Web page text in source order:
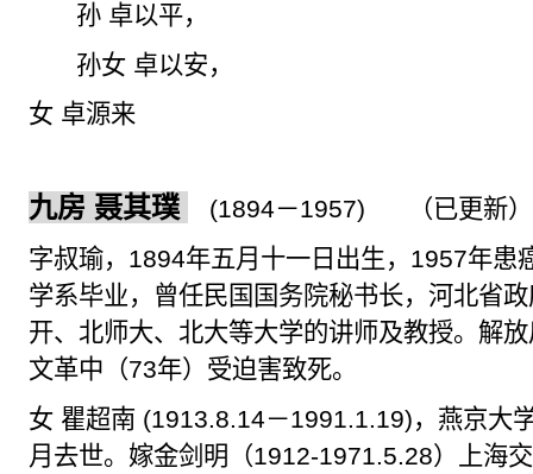
孙 卓以平，
孙女 卓以安，
女 卓源来
九房 聂其璞 (1894－1957)
（已更新）
字叔瑜， 1894年五月十一日出生， 1957年患
学系毕业，曾任民国国务院秘书长，河北省
开、北师大、北大等大学的讲师及教授。解
文革中（73年）受迫害致死。
女 瞿超南 (1913.8.14－1991.1.19)，燕京大
月去世。嫁金剑明（1912-1971.5.28）上海